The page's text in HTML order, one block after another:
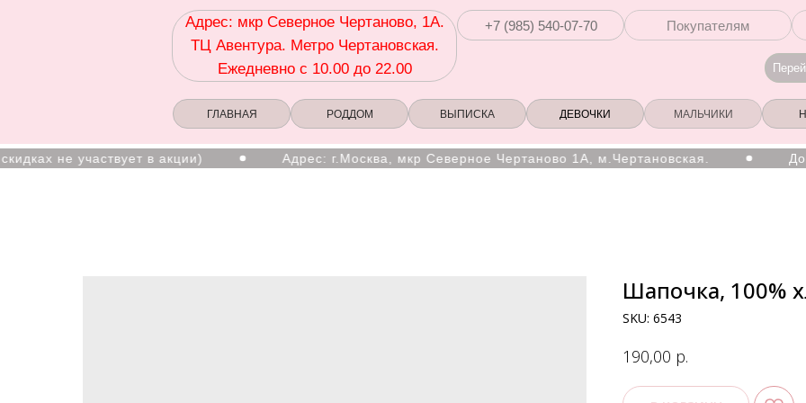
ДЕВОЧКИ МАЛЬЧИКИ
Покупателям
+7 (985) 540-07-70
Адрес: мкр Северное Чертаново, 1А.
ТЦ Авентура. Метро Чертановская.
Ежедневно с 10.00 до 22.00
ГЛАВНАЯ ВЫПИСКА
РОДДОМ
не участвует в акции) Адрес: г.Москва, мкр Северное Чертаново 1А, м.Чертановская.
Шапочка, 100%
SKU: 6543
190,00 р.